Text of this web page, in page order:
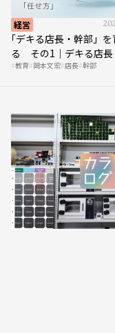
経営
｢デキる店長・幹部」を
る その1｜デキる店長
の「任せ方」
教育 岡本文宏 店長 幹部